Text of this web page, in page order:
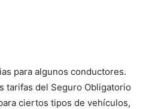
para algunos conductores.
tarifas del Seguro Obligatorio
ciertos tipos de vehículos,